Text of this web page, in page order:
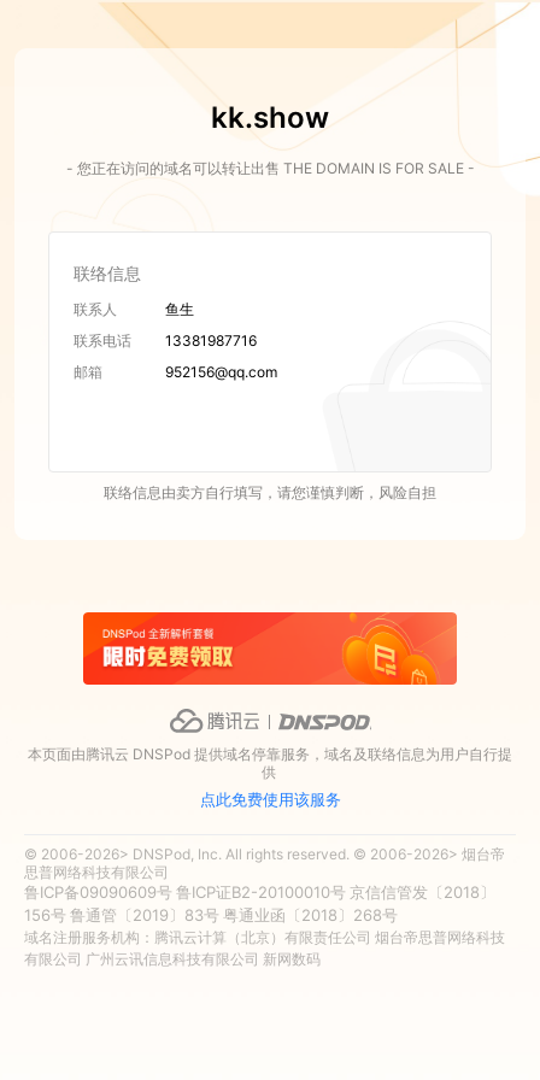
kk.show
- 您正在访问的域名可以转让出售 THE DOMAIN IS FOR SALE -
联络信息
联系人
鱼生
联系电话
13381987716
邮箱
952156@qq.com
联络信息由卖方自行填写，请您谨慎判断，风险自担
本页面由腾讯云 DNSPod 提供域名停靠服务，域名及联络信息为用户自行提
供
点此免费使用该服务
© 2006-2026> DNSPod, Inc. All rights reserved. © 2006-2026> 烟台帝
思普网络科技有限公司
鲁ICP备09090609号 鲁ICP证B2-20100010号 京信信管发〔2018〕
156号 鲁通管〔2019〕83号 粤通业函〔2018〕268号
域名注册服务机构：腾讯云计算（北京）有限责任公司 烟台帝思普网络科技
有限公司 广州云讯信息科技有限公司 新网数码